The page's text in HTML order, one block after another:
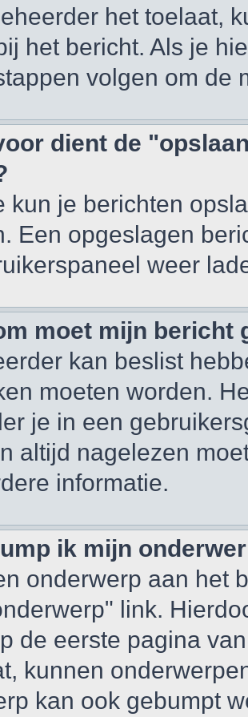
het toelaat,
het bericht. Als je
volgen om de
dient de
kun je berichten
Een opgeslagen
weer
moet mijn bericht
kan beslist
moeten worden.
je in een
altijd nagelezen
informatie.
ik mijn
onderwerp aan het
link.
de eerste pagina
kunnen
kan ook gebumpt